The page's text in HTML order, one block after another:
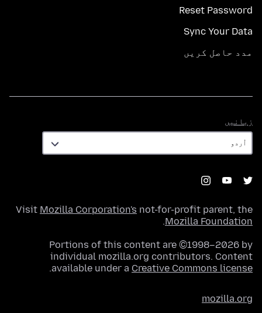
Reset Password
Sync Your Data
مدد حاصل کریں
زبانیں
Visit Mozilla Corporation's not-for-profit parent, the
Mozilla Foundation
.
Portions of this content are ©1998–2026 by
individual mozilla.org contributors. Content
available under a Creative Commons license
.
mozilla.org